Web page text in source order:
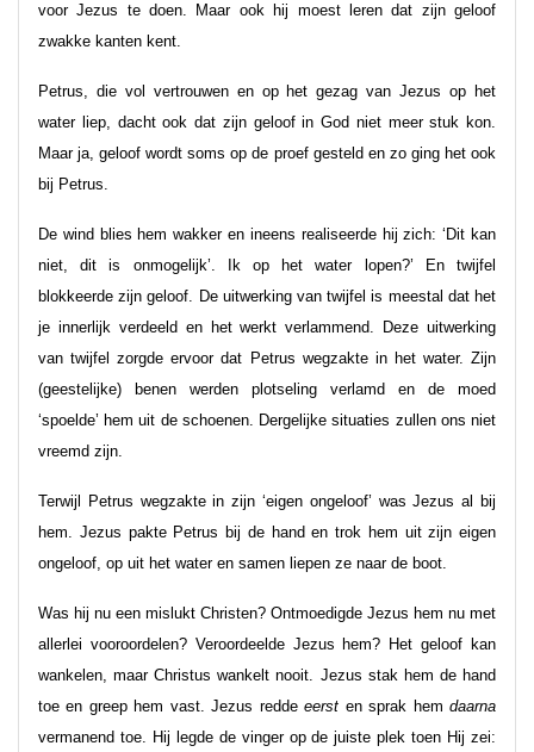
voor Jezus te doen. Maar ook hij moest leren dat zijn geloof
zwakke kanten kent.
Petrus, die vol vertrouwen en op het gezag van Jezus op het
water liep, dacht ook dat zijn geloof in God niet meer stuk kon.
Maar ja, geloof wordt soms op de proef gesteld en zo ging het ook
bij Petrus.
De wind blies hem wakker en ineens realiseerde hij zich: ‘Dit kan
niet, dit is onmogelijk’. Ik op het water lopen?’ En twijfel
blokkeerde zijn geloof. De uitwerking van twijfel is meestal dat het
je innerlijk verdeeld en het werkt verlammend. Deze uitwerking
van twijfel zorgde ervoor dat Petrus wegzakte in het water. Zijn
(geestelijke) benen werden plotseling verlamd en de moed
‘spoelde’ hem uit de schoenen. Dergelijke situaties zullen ons niet
vreemd zijn.
Terwijl Petrus wegzakte in zijn ‘eigen ongeloof’ was Jezus al bij
hem. Jezus pakte Petrus bij de hand en trok hem uit zijn eigen
ongeloof, op uit het water en samen liepen ze naar de boot.
Was hij nu een mislukt Christen? Ontmoedigde Jezus hem nu met
allerlei vooroordelen? Veroordeelde Jezus hem? Het geloof kan
wankelen, maar Christus wankelt nooit. Jezus stak hem de hand
toe en greep hem vast. Jezus reddeeerst en sprak hemdaarna
vermanend toe. Hij legde de vinger op de juiste plek toen Hij zei: